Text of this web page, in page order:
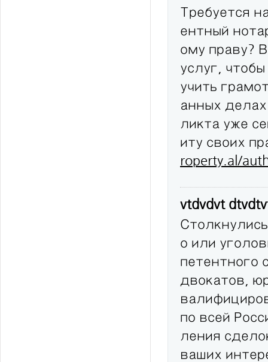
Требуется
ентный
ому праву?
услуг,
учить
анных
ликта уже
иту своих
roperty.al/
vtdvdvt
о или
петентного
двокатов,
по всей
ления
ваших